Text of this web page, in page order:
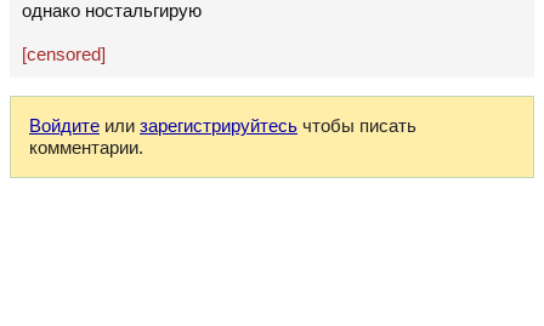
однако ностальгирую
[censored]
Войдите или зарегистрируйтесь чтобы писать
комментарии.